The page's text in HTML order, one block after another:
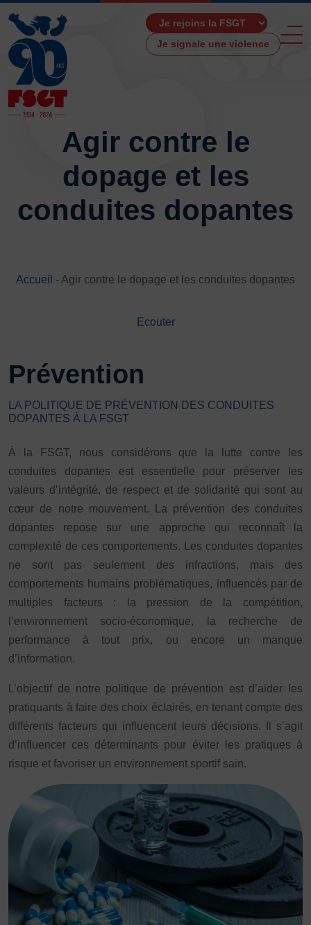
Je signale une violence
Présentation
Histoire
Les Boutiques F.S.G.T
Enfance / Famille
Jeunesses
Santé
Seniors
Pratiques partagées
Écologie
Sport avec les exilés
ÉTHIQUE SPORTIVE
Signalement violences sexistes et sexuelles
Protéger les pratiquant.es
Prévenir les discriminations
Agir contre le dopage et les conduites dopantes
Préserver le pacte républicain
FORMATION
Brevet Fédéral
BAFA
Officiel·les
Responsable associatif.ve FSGT
Formateur.trice.s
ORGANISME DE FORMATION
Certificat de qualification professionnelle ALS
Certificat de qualification professionnelle
TSARE
INTERNATIONAL
Échanges internationaux
Coopération et solidarité internationales
Agir contre le
dopage et les
conduites dopantes
Accueil - Agir contre le dopage et les conduites dopantes
Ecouter
Prévention
LA POLITIQUE DE PRÉVENTION DES CONDUITES
DOPANTES À LA FSGT
À la FSGT, nous considérons que la lutte contre les
conduites dopantes est essentielle pour préserver les
valeurs d’intégrité, de respect et de solidarité qui sont au
cœur de notre mouvement. La prévention des conduites
dopantes repose sur une approche qui reconnaît la
complexité de ces comportements. Les conduites dopantes
ne sont pas seulement des infractions, mais des
comportements humains problématiques, influencés par de
multiples facteurs : la pression de la compétition,
l’environnement socio-économique, la recherche de
performance à tout prix, ou encore un manque
d’information.
L’objectif de notre politique de prévention est d’aider les
pratiquants à faire des choix éclairés, en tenant compte des
différents facteurs qui influencent leurs décisions. Il s’agit
d’influencer ces déterminants pour éviter les pratiques à
risque et favoriser un environnement sportif sain.